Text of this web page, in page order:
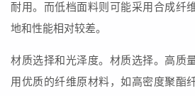
耐用。而低档面料则可能采用合成纤
地和性能相对较差。
材质选择和光泽度。材质选择。高质
用优质的纤维原材料，如高密度聚酯